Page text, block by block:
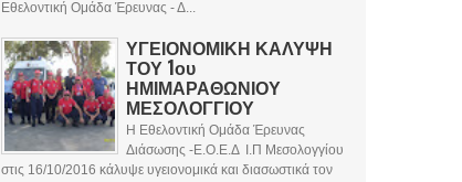
Εθελοντική Ομάδα Έρευνας - Δ...
ΥΓΕΙΟΝΟΜΙΚΗ ΚΑΛΥΨΗ
ΤΟΥ 1ου
ΗΜΙΜΑΡΑΘΩΝΙΟΥ
ΜΕΣΟΛΟΓΓΙΟΥ
Η Εθελοντική Ομάδα Έρευνας
Διάσωσης -Ε.Ο.Ε.Δ Ι.Π Μεσολογγίου
στις 16/10/2016 κάλυψε υγειονομικά και διασωστικά τον